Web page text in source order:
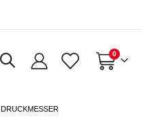
Warenkorb
0Artikel
DRUCKMESSER